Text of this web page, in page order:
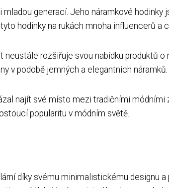
generací. Jeho náramkové hodinky
hodinky na rukách mnoha influencerů a
rozšiřuje svou nabídku produktů
v podobě jemných a elegantních náramků.
najít své místo mezi tradičními
popularitu v módním světě.
díky svému minimalistickému designu